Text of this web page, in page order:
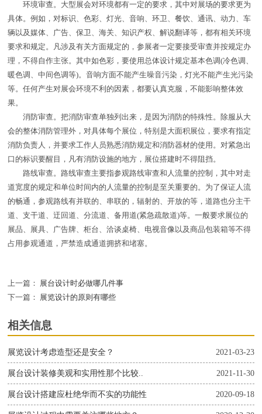
环境审查。大型展会对环境都有一定的要求，其中对展场的要求更为
具体。例如，对标识、色彩、灯光、音响、环卫、餐饮、通讯、动力、车
辆以及媒体、广告、保卫、海关、知识产权、解说翻译等，都有相关环境
要求和规定。凡涉及有关方面规定的，参展者一定要接受审查并按规定办
理，不得自作主张。其中如色彩，要使用总体设计规定基本色调(冷色调、
暖色调、中间色调等)。音响方面不能产生噪音污染，灯光不能产生光污染
等。任何产生对展会环境不利的因素，都要认真克服，不能影响整体效
果。
消防审查。把消防审查单独列出来，是因为消防的特殊性。除服从大
会的整体消防管理外，对具体每个展位，特别是大面积展位，要求有指定
消防负责人，并要求工作人员熟悉消防规定和消防器材的使用。对紧急出
口的标识要醒目，凡有消防设施的地方，展位搭建时不得阻挡。
路线审查。路线审查主要指参观路线审查和人流量的控制，其中对走
道宽度的规定和单位时间内的人流量的控制是至关重要的。为了保证人流
的畅通，参观路线有并联的、串联的，辐射的、开放的等，道路也分主干
道、支干道、迂回道、分流道、备用道(紧急疏散道)等。一般要求展位的
展品、展具、广告牌、柜台、洽谈桌椅、电视音像以及商品包装箱等不得
占用参观通道，严禁造成通道拥挤和堵塞。
上一篇：
展台设计时必做哪几件事
下一篇：
展览设计的原则有哪些
相关信息
2021-03-23
展览设计考虑造型还是安全？
2021-11-30
展台设计装修美观和实用性那个比较..
2020-09-18
展台设计搭建应杜绝华而不实的功能性